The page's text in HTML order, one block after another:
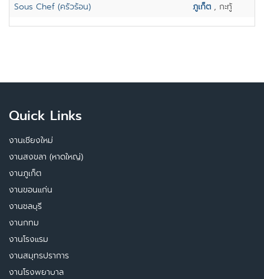
Sous Chef (ครัวร้อน)
ภูเก็ต , กะทู้
Quick Links
งานเชียงใหม่
งานสงขลา (หาดใหญ่)
งานภูเก็ต
งานขอนแก่น
งานชลบุรี
งานกทม
งานโรงแรม
งานสมุทรปราการ
งานโรงพยาบาล